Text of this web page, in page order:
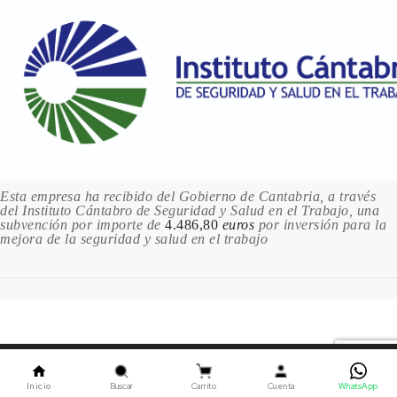
Inicio Buscar Carrito Cuenta WhatsApp
4 en stock
352 HOOKERS GREEN / VERDE HOOKER
3.96 €
Sin stock
361 PHTHALO GREEN /
VERDE FTALO
375 SAP GREEN / VERDE VEJIGA
3.96 €
Sin stock
382 VIRIDIAN / VERDE
ESMERALDA
Esta empresa ha recibido del Gobierno de Cantabria, a través
del Instituto Cántabro de Seguridad y Salud en el Trabajo, una
subvención por importe de 4.486,80 euros por inversión para la
mejora de la seguridad y salud en el trabajo
Este sitio utiliza cookies. Al continuar usando este sitio,
usted acepta nuestro uso de cookies.
ACEPTAR